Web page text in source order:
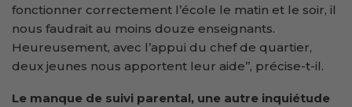
fonctionner correctement l’école le matin et le soir, il
nous faudrait au moins douze enseignants.
Heureusement, avec l’appui du chef de quartier,
deux jeunes nous apportent leur aide’’, précise-t-il.
Le manque de suivi parental, une autre inquiétude